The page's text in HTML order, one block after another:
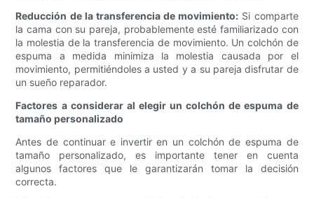
Reducción de la transferencia de movimiento: Si comparte
la cama con su pareja, probablemente esté familiarizado con
la molestia de la transferencia de movimiento. Un colchón de
espuma a medida minimiza la molestia causada por el
movimiento, permitiéndoles a usted y a su pareja disfrutar de
un sueño reparador.
Factores a considerar al elegir un colchón de espuma de
tamaño personalizado
Antes de continuar e invertir en un colchón de espuma de
tamaño personalizado, es importante tener en cuenta
algunos factores que le garantizarán tomar la decisión
correcta.